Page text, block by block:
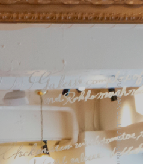
POTOMAK CO.,LTD All rights reserved.